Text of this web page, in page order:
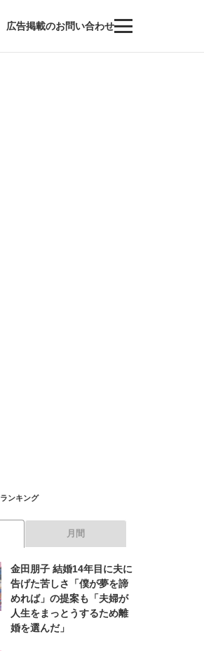
広告掲載のお問い合わせ
ランキング
月間
金田朋子 結婚14年目に夫に
告げた苦しさ「僕が夢を諦
めれば」の提案も「夫婦が
人生をまっとうするため離
婚を選んだ」